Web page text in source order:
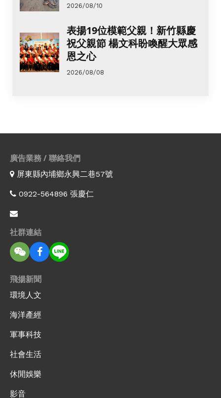
2026/08/10
表揚19位模範父親！新竹縣慶
祝父親節 楊文科盼喚醒大眾感
恩之心
2026/08/08
廣告業務 / 聯絡我們
屏東縣內埔鄉永興二巷57號
0922-564896 張慶仁
社群連結
飛揚新聞
環境人文
海洋產經
軍事科技
社會生活
休閒娛樂
影音